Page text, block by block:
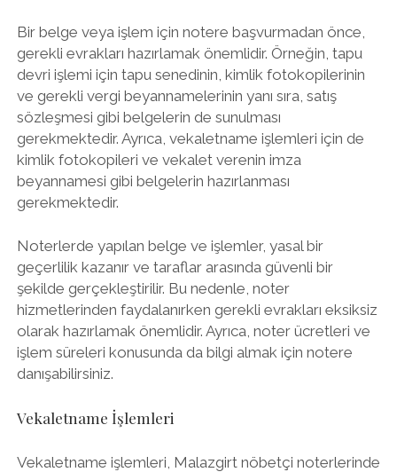
Bir belge veya işlem için notere başvurmadan önce,
gerekli evrakları hazırlamak önemlidir. Örneğin, tapu
devri işlemi için tapu senedinin, kimlik fotokopilerinin
ve gerekli vergi beyannamelerinin yanı sıra, satış
sözleşmesi gibi belgelerin de sunulması
gerekmektedir. Ayrıca, vekaletname işlemleri için de
kimlik fotokopileri ve vekalet verenin imza
beyannamesi gibi belgelerin hazırlanması
gerekmektedir.
Noterlerde yapılan belge ve işlemler, yasal bir
geçerlilik kazanır ve taraflar arasında güvenli bir
şekilde gerçekleştirilir. Bu nedenle, noter
hizmetlerinden faydalanırken gerekli evrakları eksiksiz
olarak hazırlamak önemlidir. Ayrıca, noter ücretleri ve
işlem süreleri konusunda da bilgi almak için notere
danışabilirsiniz.
Vekaletname İşlemleri
Vekaletname işlemleri, Malazgirt nöbetçi noterlerinde